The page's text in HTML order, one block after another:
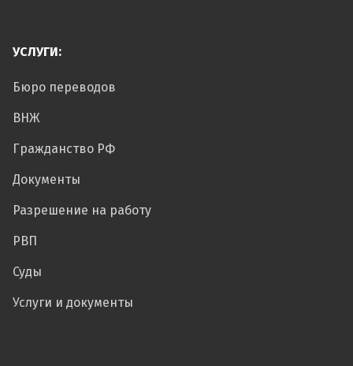
УСЛУГИ:
Бюро переводов
ВНЖ
Гражданство РФ
Документы
Разрешение на работу
РВП
Суды
Услуги и документы